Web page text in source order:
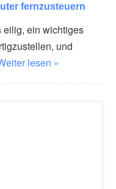
fernzusteuern
eilig, ein wichtiges
und
lesen »